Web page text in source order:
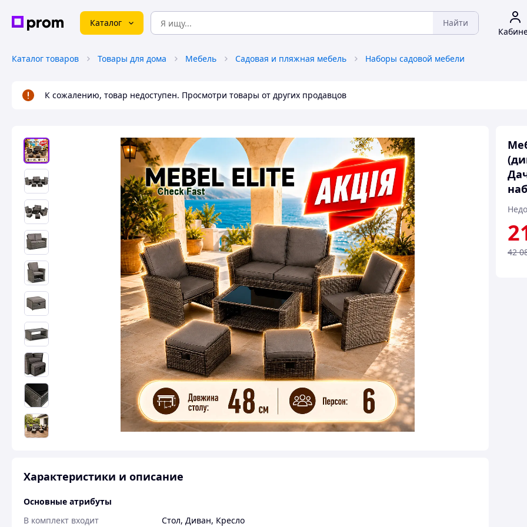
Каталог Найти
Каталог товаров Товары для дома Мебель Садовая и пляжная мебель Наборы садовой мебели
К сожалению, товар недоступен. Просмотри товары от других продавцов
42
Характеристики и описание
Основные атрибуты
В комплект входит
Стол, Диван, Кресло